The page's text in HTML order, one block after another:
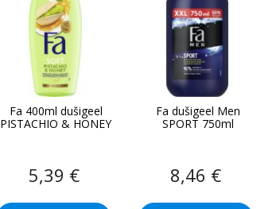
Fa 400ml dušigeel
PISTACHIO & HONEY
5,39 €
Fa dušigeel Men
SPORT 750ml
8,46 €